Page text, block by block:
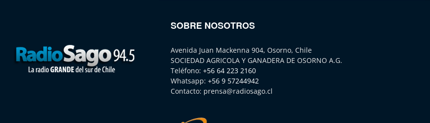
SOBRE NOSOTROS
Avenida Juan Mackenna 904, Osorno, Chile
SOCIEDAD AGRICOLA Y GANADERA DE OSORNO A.G.
Teléfono: +56 64 223 2160
Whatsapp: +56 9 57244942
Contacto: prensa@radiosago.cl